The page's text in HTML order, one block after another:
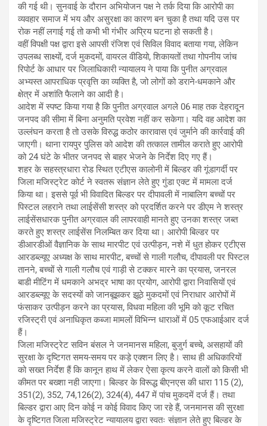
की गई थी। सुनवाई के दौरान अभियोजन पक्ष ने तर्क दिया कि आरोपी का
व्यवहार समाज में भय और असुरक्षा का कारण बन चुका है तथा यदि उस पर
रोक नहीं लगाई गई तो कभी भी गंभीर अप्रिय घटना हो सकती है।
वहीं विपक्षी पक्ष द्वारा इसे आपसी रंजिश एवं सिविल विवाद बताया गया, लेकिन
उपलब्ध साक्ष्यों, दर्ज मुकदमों, वायरल वीडियो, शिकायतों तथा गोपनीय जांच
रिपोर्ट के आधार पर जिलाधिकारी न्यायालय ने पाया कि पुनीत अग्रवाल
अभ्यस्त आपराधिक प्रवृत्ति का व्यक्ति है, जो लोगों को डराने-धमकाने और
क्षेत्र में अशांति फैलाने का आदी है।
आदेश में स्पष्ट किया गया है कि पुनीत अग्रवाल अगले 06 माह तक देहरादून
जनपद की सीमा में बिना अनुमति प्रवेश नहीं कर सकेगा। यदि वह आदेश का
उल्लंघन करता है तो उसके विरुद्ध कठोर कारावास एवं जुर्माने की कार्रवाई की
जाएगी। थाना रायपुर पुलिस को आदेश की तत्काल तामील कराते हुए आरोपी
को 24 घंटे के भीतर जनपद से बाहर भेजने के निर्देश दिए गए हैं।
शहर के सहस्त्रधारा रोड स्थित एटीएस कालोनी में बिल्डर की गूंडागर्दी पर
जिला मजिस्ट्रेट कोर्ट ने स्वतरू संज्ञान लेते हुए गुंडा एक्ट में मामला दर्ज
किया था। इससे पूर्व भी विवादित बिल्डर पर दीपावली में नाबालिग बच्चों पर
पिस्टल लहराने तथा लाईसेंसी शस्त्र को प्रदर्शित करने पर डीएम ने शस्त्र
लाईसेंसधारक पुनीत अग्रवाल की लापरवाही मानते हुए उनका शस्त्र जब्त
करते हुए शस्त्र लाईसेंस निलम्बित कर दिया था। आरोपी बिल्डर पर
डीआरडीओं वैज्ञानिक के साथ मारपीट एवं उत्पीड़न, नशे में धुत होकर एटीएस
आरडब्ल्यूए अध्यक्ष के साथ मारपीट, बच्चों से गाली गलौच, दीपावली पर पिस्टल
तानने, बच्चों से गाली गलौच एवं गाड़ी से टक्कर मारने का प्रयास, जनरल
बाडी मीटिंग में धमकाने अभद्र भाषा का प्रयोग, आरोपी द्वारा निवासियों एवं
आरडब्ल्यूए के सदस्यों को जानबूझकर झूठे मुकदमों एवं निराधार आरोपों में
फंसाकर उत्पीड़न करने का प्रयास, विधवा महिला की भूमि को कूट रचित
रजिस्ट्री एवं अनाधिकृत कब्जा मामलों विभिन्न धाराओं में 05 एफआईआर दर्ज
हैं।
जिला मजिस्ट्रेट सविन बंसल ने जनमानस महिला, बुजुर्ग बच्चे, असहायों की
सुरक्षा के दृष्टिगत समय-समय पर कड़े एक्शन लिए है। साथ ही अधिकारियों
को सख्त निर्देश हैं कि कानून हाथ में लेकर ऐसा कृत्य करने वालों को किसी भी
कीमत पर बख्शा नही जाएगा। बिल्डर के विरूद्ध बीएनएस की धारा 115 (2),
351(2), 352, 74,126(2), 324(4), 447 में पांच मुकदमें दर्ज हैं। तथा
बिल्डर द्वारा आए दिन कोई न कोई विवाद किए जा रहे हैं, जनमानस की सुरक्षा
के दृष्टिगत जिला मजिस्ट्रेट न्यायालय द्वारा स्वतः संज्ञान लेते हुए बिल्डर के